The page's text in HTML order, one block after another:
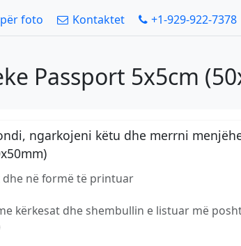
foto Kontaktet +1-929-922-7378
Passport 5x5cm
ngarkojeni këtu dhe merrni
dhe në formë të printuar
kërkesat dhe shembullin e listuar më